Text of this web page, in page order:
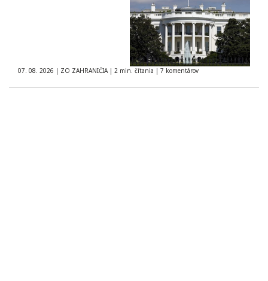
07. 08. 2026 | ZO ZAHRANIČIA | 2 min. čítania | 7 komentárov